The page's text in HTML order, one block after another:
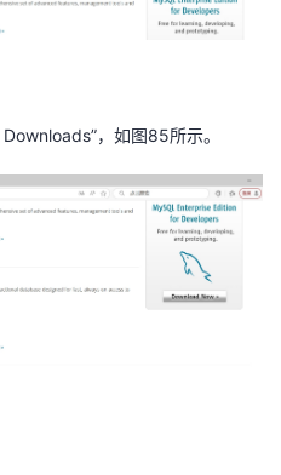
，如图85所示。